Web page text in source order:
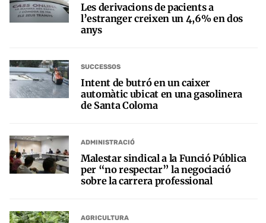
Les derivacions de pacients a
l’estranger creixen un 4,6% en dos
anys
SUCCESSOS
Intent de butró en un caixer
automàtic ubicat en una gasolinera
de Santa Coloma
ADMINISTRACIÓ
Malestar sindical a la Funció Pública
per “no respectar” la negociació
sobre la carrera professional
AGRICULTURA